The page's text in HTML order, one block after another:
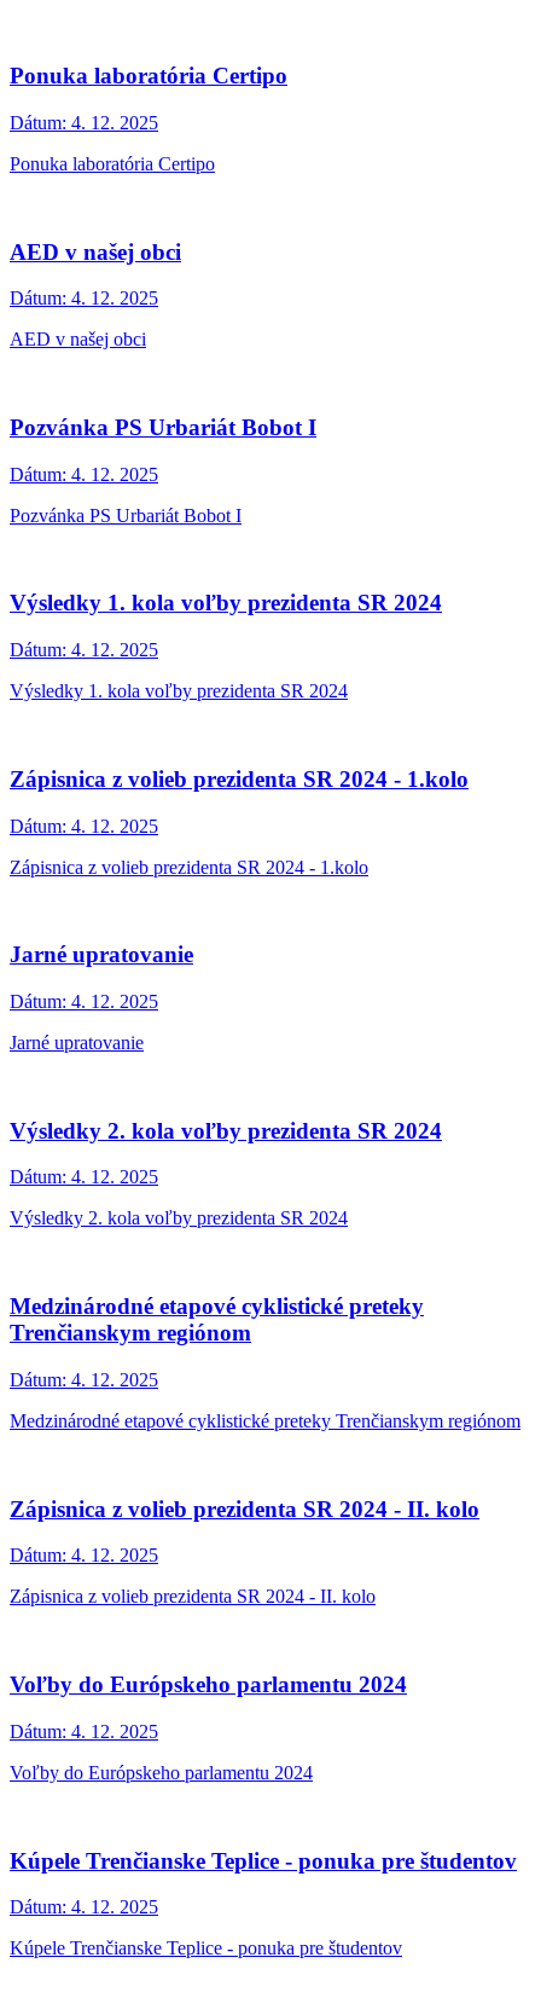
Ponuka laboratória Certipo
Dátum: 4. 12. 2025
Ponuka laboratória Certipo
AED v našej obci
Dátum: 4. 12. 2025
AED v našej obci
Pozvánka PS Urbariát Bobot I
Dátum: 4. 12. 2025
Pozvánka PS Urbariát Bobot I
Výsledky 1. kola voľby prezidenta SR 2024
Dátum: 4. 12. 2025
Výsledky 1. kola voľby prezidenta SR 2024
Zápisnica z volieb prezidenta SR 2024 - 1.kolo
Dátum: 4. 12. 2025
Zápisnica z volieb prezidenta SR 2024 - 1.kolo
Jarné upratovanie
Dátum: 4. 12. 2025
Jarné upratovanie
Výsledky 2. kola voľby prezidenta SR 2024
Dátum: 4. 12. 2025
Výsledky 2. kola voľby prezidenta SR 2024
Medzinárodné etapové cyklistické preteky
Trenčianskym regiónom
Dátum: 4. 12. 2025
Medzinárodné etapové cyklistické preteky Trenčianskym regiónom
Zápisnica z volieb prezidenta SR 2024 - II. kolo
Dátum: 4. 12. 2025
Zápisnica z volieb prezidenta SR 2024 - II. kolo
Voľby do Európskeho parlamentu 2024
Dátum: 4. 12. 2025
Voľby do Európskeho parlamentu 2024
Kúpele Trenčianske Teplice - ponuka pre študentov
Dátum: 4. 12. 2025
Kúpele Trenčianske Teplice - ponuka pre študentov